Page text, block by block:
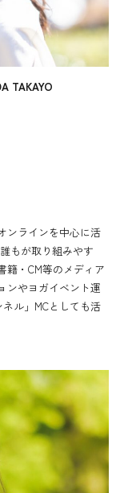
ヨガ開催
登壇
会の活動が掲載され
にて椅子ヨガ開催
サーケアヨガ開催
ヨガ対面クラス開催
でキャンサーケアヨ
TAKAYO
ンラインを中心に活
もが取り組みやす
籍・CM等のメディア
ンやヨガイベント運
ル」MCとしても活